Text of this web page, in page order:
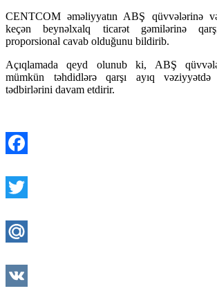
CENTCOM əməliyyatın ABŞ qüvvələrinə
keçən beynəlxalq ticarət gəmilərinə
proporsional cavab olduğunu bildirib.
Açıqlamada qeyd olunub ki, ABŞ
mümkün təhdidlərə qarşı ayıq
tədbirlərini davam etdirir.